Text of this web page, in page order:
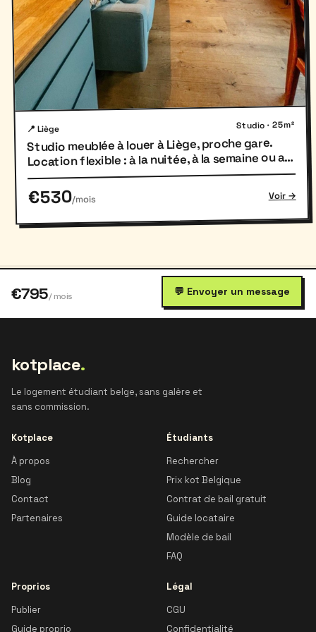
📍 Liège Studio · 25m²
Studio meublée à louer à Liège, proche gare.
Location flexible : à la nuitée, à la semaine ou au
mois.
€530/mois Voir →
€795/ mois 💬 Envoyer un message
kotplace.
Le logement étudiant belge, sans galère et
sans commission.
Kotplace
À propos
Blog
Contact
Partenaires
Étudiants
Rechercher
Prix kot Belgique
Contrat de bail gratuit
Guide locataire
Modèle de bail
FAQ
Proprios
Publier
Guide proprio
Légal
CGU
Confidentialité